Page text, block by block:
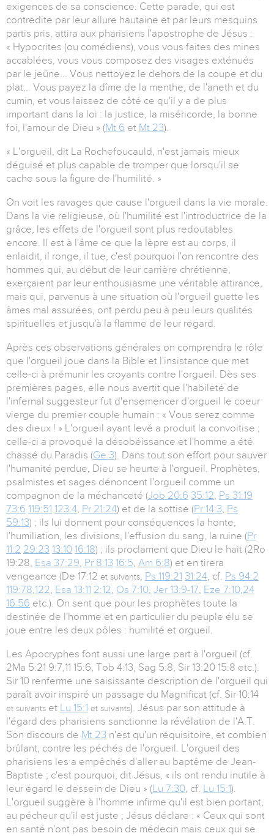
exigences de sa conscience. Cette parade, qui est
contredite par leur allure hautaine et par leurs mesquins
partis pris, attira aux pharisiens l'apostrophe de Jésus :
« Hypocrites (ou comédiens), vous vous faites des mines
accablées, vous vous composez des visages exténués
par le jeûne... Vous nettoyez le dehors de la coupe et du
plat... Vous payez la dîme de la menthe, de l'aneth et du
cumin, et vous laissez de côté ce qu'il y a de plus
important dans la loi : la justice, la miséricorde, la bonne
foi, l'amour de Dieu » (Mt 6 et Mt 23).
« L'orgueil, dit La Rochefoucauld, n'est jamais mieux
déguisé et plus capable de tromper que lorsqu'il se
cache sous la figure de l'humilité. »
On voit les ravages que cause l'orgueil dans la vie morale.
Dans la vie religieuse, où l'humilité est l'introductrice de la
grâce, les effets de l'orgueil sont plus redoutables
encore. Il est à l'âme ce que la lèpre est au corps, il
enlaidit, il ronge, il tue, c'est pourquoi l'on rencontre des
hommes qui, au début de leur carrière chrétienne,
exerçaient par leur enthousiasme une véritable attirance,
mais qui, parvenus à une situation où l'orgueil guette les
âmes mal assurées, ont perdu peu à peu leurs qualités
spirituelles et jusqu'à la flamme de leur regard.
Après ces observations générales on comprendra le rôle
que l'orgueil joue dans la Bible et l'insistance que met
celle-ci à prémunir les croyants contre l'orgueil. Dès ses
premières pages, elle nous avertit que l'habileté de
l'infernal suggesteur fut d'ensemencer d'orgueil le coeur
vierge du premier couple humain : « Vous serez comme
des dieux ! » L'orgueil ayant levé a produit la convoitise ;
celle-ci a provoqué la désobéissance et l'homme a été
chassé du Paradis (Ge 3). Dans tout son effort pour sauver
l'humanité perdue, Dieu se heurte à l'orgueil. Prophètes,
psalmistes et sages dénoncent l'orgueil comme un
compagnon de la méchanceté (Job 20:6 35:12, Ps 31:19
73:6 119:51 123:4, Pr 21:24) et de la sottise (Pr 14:3, Ps
59:13) ; ils lui donnent pour conséquences la honte,
l'humiliation, les divisions, l'effusion du sang, la ruine (Pr
11:2 29:23 13:10 16:18) ; ils proclament que Dieu le hait (2Ro
19:28, Esa 37:29, Pr 8:13 16:5, Am 6:8) et en tirera
vengeance (De 17:12 et suivants, Ps 119:21 31:24, cf. Ps 94:2
119:78,122, Esa 13:11 2:12, Os 7:10, Jer 13:9-17, Eze 7:10,24
16:56 etc.). On sent que pour les prophètes toute la
destinée de l'homme et en particulier du peuple élu se
joue entre les deux pôles : humilité et orgueil.
Les Apocryphes font aussi une large part à l'orgueil (cf.
2Ma 5:21 9:7,11 15:6, Tob 4:13, Sag 5:8, Sir 13:20 15:8 etc.).
Sir 10 renferme une saisissante description de l'orgueil qui
paraît avoir inspiré un passage du Magnificat (cf. Sir 10:14
et suivants et Lu 15:1 et suivants). Jésus par son attitude à
l'égard des pharisiens sanctionne la révélation de l'A.T.
Son discours de Mt 23 n'est qu'un réquisitoire, et combien
brûlant, contre les péchés de l'orgueil. L'orgueil des
pharisiens les a empêchés d'aller au baptême de Jean-
Baptiste ; c'est pourquoi, dit Jésus, « ils ont rendu inutile à
leur égard le dessein de Dieu » (Lu 7:30, cf. Lu 15:1).
L'orgueil suggère à l'homme infirme qu'il est bien portant,
au pécheur qu'il est juste ; Jésus déclare : « Ceux qui sont
en santé n'ont pas besoin de médecin mais ceux qui se